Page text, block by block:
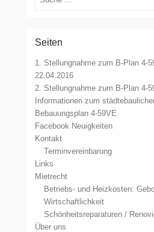
Seiten
1. Stellungnahme zum B-Plan 4-
22.04.2016
2. Stellungnahme zum B-Plan 4-
Informationen zum
Bebauungsplan 4-59VE
Facebook Neuigkeiten
Kontakt
Terminvereinbarung
Links
Mietrecht
Betriebs- und Heizkosten:
Wirtschaftlichkeit
Schönheitsreparaturen /
Über uns